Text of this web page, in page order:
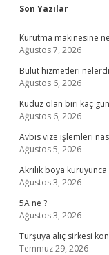
Sidebar
Son Yazılar
Kurutma makinesine
Ağustos 7, 2026
Bulut hizmetleri
Ağustos 6, 2026
Kuduz olan biri kaç
Ağustos 6, 2026
Avbis vize işlemleri
Ağustos 5, 2026
Akrilik boya kuruyunca
Ağustos 3, 2026
5A ne ?
Ağustos 3, 2026
Turşuya alıç sirkesi
Temmuz 29, 2026